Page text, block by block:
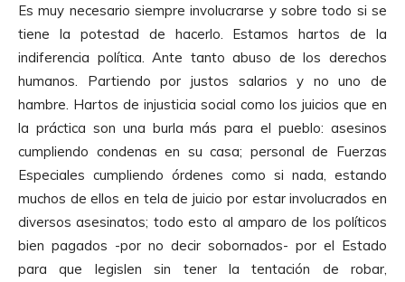
Es muy necesario siempre involucrarse y sobre todo si se
tiene la potestad de hacerlo. Estamos hartos de la
indiferencia política. Ante tanto abuso de los derechos
humanos. Partiendo por justos salarios y no uno de
hambre. Hartos de injusticia social como los juicios que en
la práctica son una burla más para el pueblo: asesinos
cumpliendo condenas en su casa; personal de Fuerzas
Especiales cumpliendo órdenes como si nada, estando
muchos de ellos en tela de juicio por estar involucrados en
diversos asesinatos; todo esto al amparo de los políticos
bien pagados -por no decir sobornados- por el Estado
para que legislen sin tener la tentación de robar,